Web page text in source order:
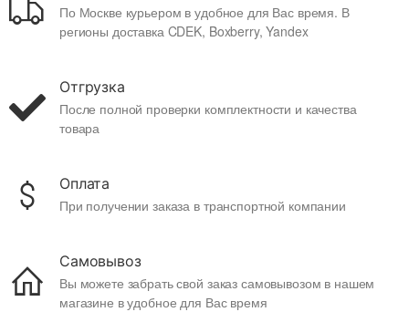
По Москве курьером в удобное для Вас время. В
регионы доставка CDEK, Boxberry, Yandex
Отгрузка
После полной проверки комплектности и качества
товара
Оплата
При получении заказа в транспортной компании
Самовывоз
Вы можете забрать свой заказ самовывозом в нашем
магазине в удобное для Вас время